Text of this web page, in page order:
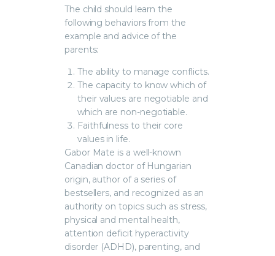
The child should learn the
following behaviors from the
example and advice of the
parents:
The ability to manage conflicts.
The capacity to know which of
their values are negotiable and
which are non-negotiable.
Faithfulness to their core
values in life.
Gabor Mate is a well-known
Canadian doctor of Hungarian
origin, author of a series of
bestsellers, and recognized as an
authority on topics such as stress,
physical and mental health,
attention deficit hyperactivity
disorder (ADHD), parenting, and